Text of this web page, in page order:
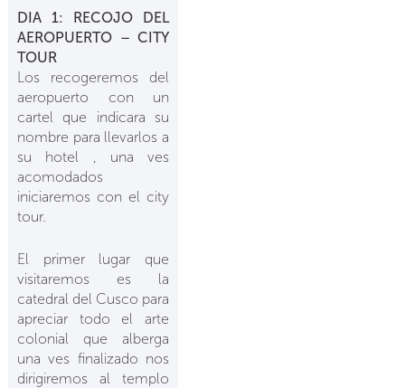
DIA 1: RECOJO DEL
AEROPUERTO – CITY
TOUR
Los recogeremos del
aeropuerto con un
cartel que indicara su
nombre para llevarlos a
su hotel , una ves
acomodados
iniciaremos con el city
tour.
El primer lugar que
visitaremos es la
catedral del Cusco para
apreciar todo el arte
colonial que alberga
una ves finalizado nos
dirigiremos al templo